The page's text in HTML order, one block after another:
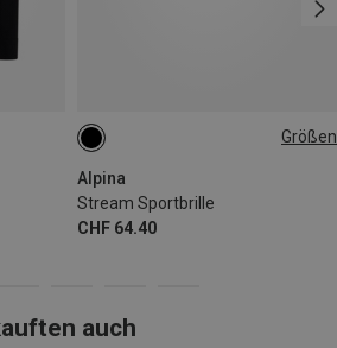
Größen
Alpina
Stream Sportbrille
CHF 64.40
ONE SIZE
auch